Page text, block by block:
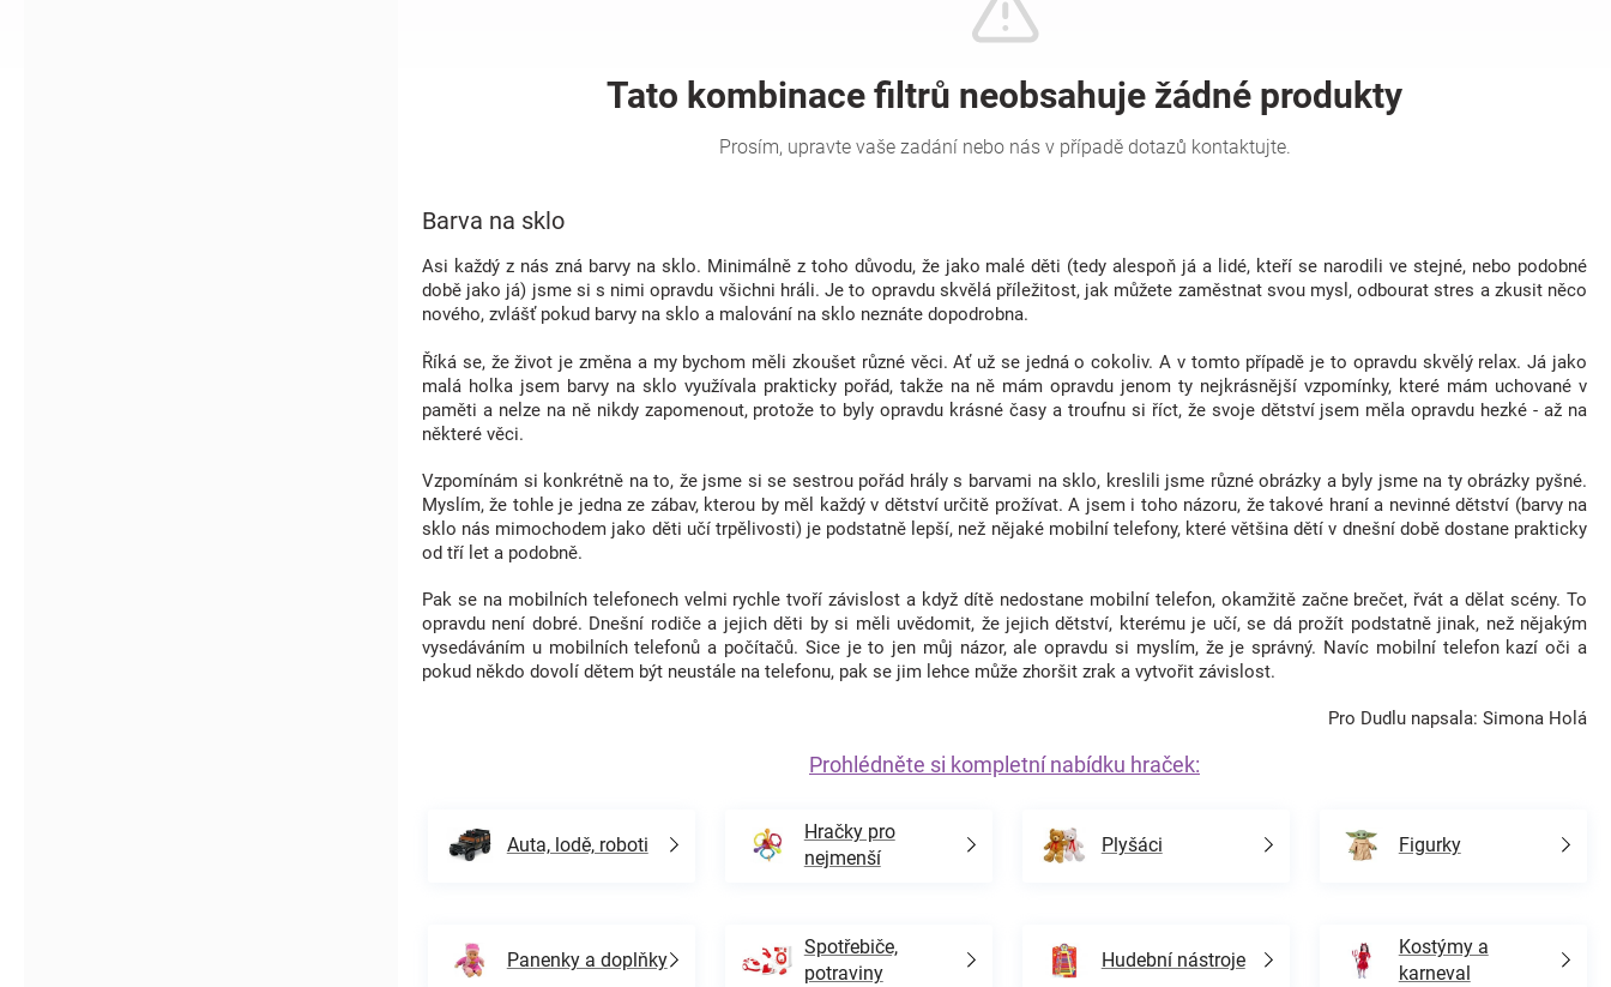
Barva na sklo
Asi každý z nás zná barvy na sklo. Minimálně z toho důvodu, že jako malé děti (tedy alespoň já a lidé, kteří se narodili ve stejné, nebo podobné
době jako já) jsme si s nimi opravdu všichni hráli. Je to opravdu skvělá příležitost, jak můžete zaměstnat svou mysl, odbourat stres a zkusit něco
nového, zvlášť pokud barvy na sklo a malování na sklo neznáte dopodrobna.
Říká se, že život je změna a my bychom měli zkoušet různé věci. Ať už se jedná o cokoliv. A v tomto případě je to opravdu skvělý relax.Já jako
malá holka jsem barvy na sklo využívala prakticky pořád, takže na ně mám opravdu jenom ty nejkrásnější vzpomínky, které mám uchované v
paměti a nelze na ně nikdy zapomenout, protože to byly opravdu krásné časy a troufnu si říct, že svoje dětství jsem měla opravdu hezké - až na
některé věci.
Vzpomínám si konkrétně na to, že jsme si se sestrou pořád hrály s barvami na sklo, kreslili jsme různé obrázky a byly jsme na ty obrázky pyšné.
Myslím, že tohle je jedna ze zábav, kterou by měl každý v dětství určitě prožívat. A jsem i toho názoru, že takové hraní a nevinné dětství (barvy na
sklo nás mimochodem jako děti učí trpělivosti) je podstatně lepší, než nějaké mobilní telefony, které většina dětí v dnešní době dostane prakticky
od tří let a podobně.
Pak se na mobilních telefonech velmi rychle tvoří závislost a když dítě nedostane mobilní telefon, okamžitě začne brečet, řvát a dělat scény. To
opravdu není dobré. Dnešní rodiče a jejich děti by si měli uvědomit, že jejich dětství, kterému je učí, se dá prožít podstatně jinak, než nějakým
vysedáváním u mobilních telefonů a počítačů. Sice je to jen můj názor, ale opravdu si myslím, že je správný. Navíc mobilní telefon kazí oči a
pokud někdo dovolí dětem být neustále na telefonu, pak se jim lehce může zhoršit zrak a vytvořit závislost.
Pro Dudlu napsala: Simona Holá
Prohlédněte si kompletní nabídku hraček:
Auta, lodě, roboti
Hračky pro
nejmenší
Plyšáci Figurky
Panenky a doplňky
Spotřebiče,
potraviny
Hudební nástroje
Kostýmy a
karneval